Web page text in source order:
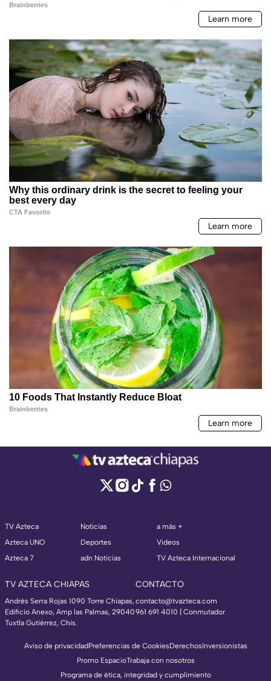
TV Azteca
Azteca UNO
Azteca 7
Noticias
Deportes
adn Noticias
a más +
Videos
TV Azteca Internacional
TV AZTECA CHIAPAS
Andrés Serra Rojas 1090 Torre Chiapas,
Edificio Anexo, Amp las Palmas, 29040
Tuxtla Gutiérrez, Chis.
CONTACTO
contacto@tvazteca.com
961 691 4010 | Conmutador
Aviso de privacidadPreferencias de CookiesDerechosInversionistas
Promo EspacioTrabaja con nosotros
Programa de ética, integridad y cumplimiento